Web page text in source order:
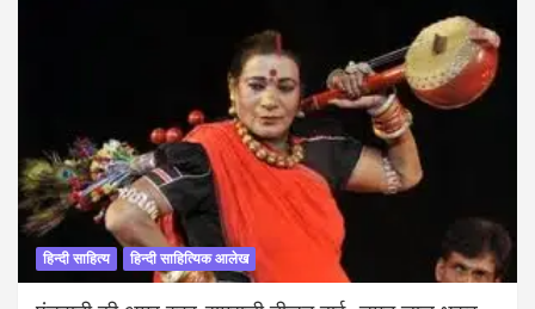
हिन्दी साहित्य हिन्दी साहित्यिक आलेख